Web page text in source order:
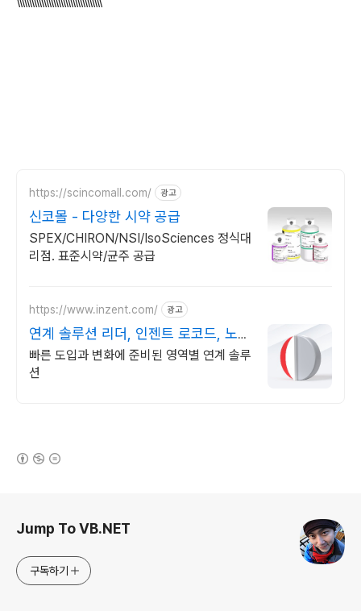
https://scincomall.com/ 광고
신코몰 - 다양한 시약 공급
SPEX/CHIRON/NSI/IsoSciences 정식대
리점. 표준시약/균주 공급
https://www.inzent.com/ 광고
연계 솔루션 리더, 인젠트 로코드, 노코
드 기술 도입
빠른 도입과 변화에 준비된 영역별 연계 솔루
션
Jump To VB.NET
구독하기